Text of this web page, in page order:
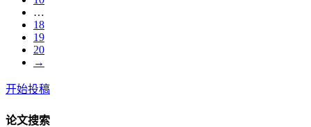
…
18
19
20
→
开始投稿
论文搜索